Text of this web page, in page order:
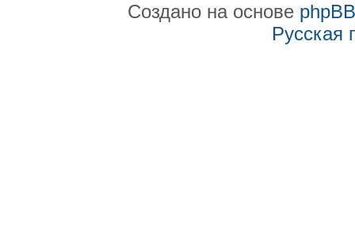
Создано на основе phpBB
Русская